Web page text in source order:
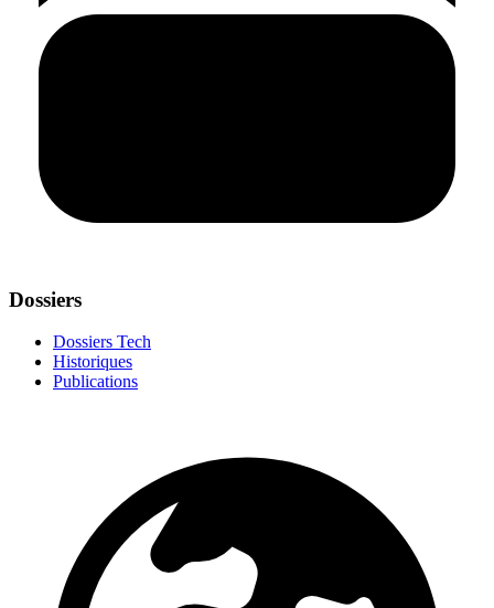
Dossiers
Dossiers Tech
Historiques
Publications